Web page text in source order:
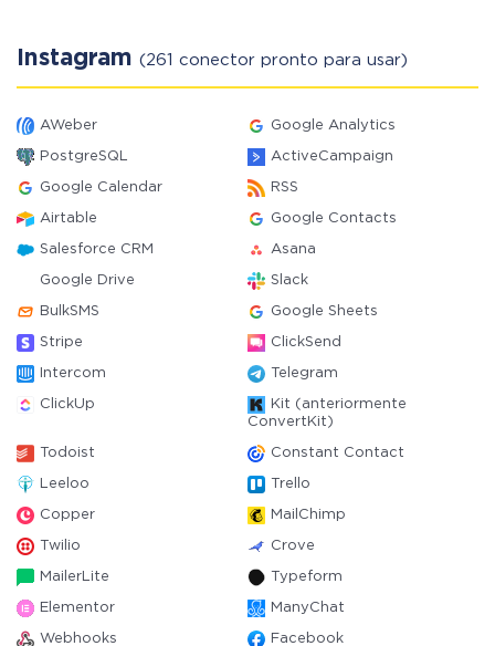
Instagram (261 conector pronto para usar)
AWeber Google Analytics
PostgreSQL ActiveCampaign
Google Calendar RSS
Airtable Google Contacts
Salesforce CRM Asana
Google Drive Slack
BulkSMS Google Sheets
Stripe ClickSend
Intercom Telegram
ClickUp
Kit (anteriormente
ConvertKit)
Todoist Constant Contact
Leeloo Trello
Copper MailChimp
Twilio Crove
MailerLite Typeform
Elementor ManyChat
Webhooks Facebook